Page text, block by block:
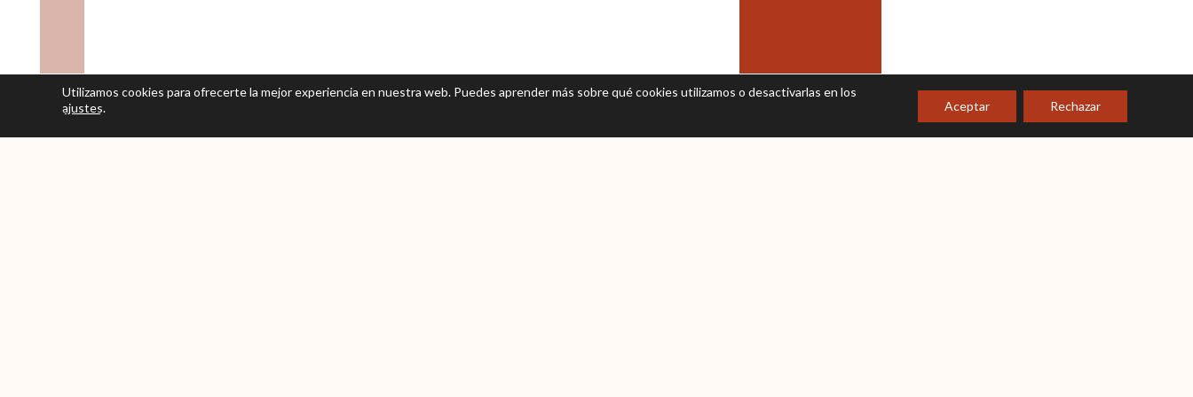
Utilizamos cookies para ofrecerte la mejor experiencia en nuestra web. Puedes aprender más sobre qué cookies utilizamos o desactivarlas en los
ajustes. Aceptar Rechazar